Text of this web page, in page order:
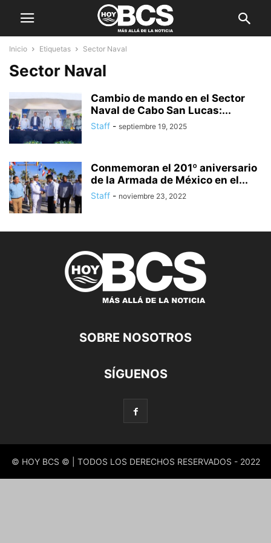
Inicio Etiquetas Sector Naval
Sector Naval
Cambio de mando en el Sector
Naval de Cabo San Lucas:...
Staff - septiembre 19, 2025
Conmemoran el 201º aniversario
de la Armada de México en el...
Staff - noviembre 23, 2022
SOBRE NOSOTROS
SÍGUENOS
© HOY BCS © | TODOS LOS DERECHOS RESERVADOS - 2022